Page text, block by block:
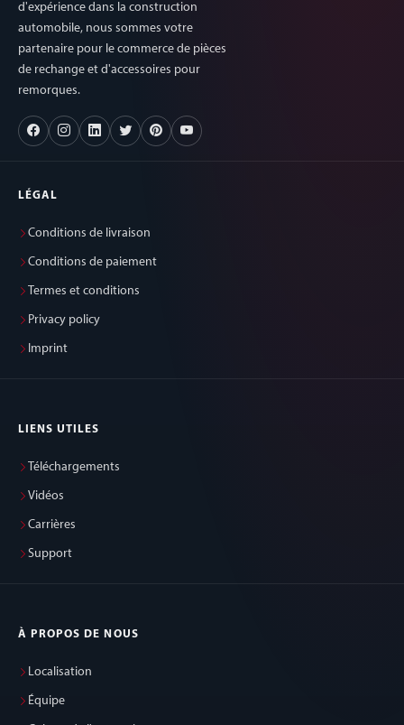
d'expérience dans la construction
automobile, nous sommes votre
partenaire pour le commerce de pièces
de rechange et d'accessoires pour
remorques.
LÉGAL
Conditions de livraison
Conditions de paiement
Termes et conditions
Privacy policy
Imprint
LIENS UTILES
Téléchargements
Vidéos
Carrières
Support
À PROPOS DE NOUS
Localisation
Équipe